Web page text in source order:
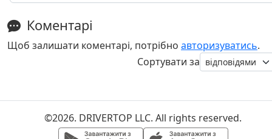
Коментарі
Щоб залишати коментарі, потрібно авторизуватись.
Сортувати за
©2026. DRIVERTOP LLC. All rights reserved.